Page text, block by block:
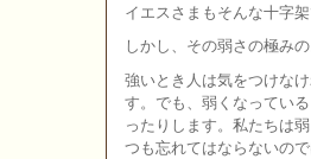
イエスさまもそんな十字
しかし、その弱さの極み
強いとき人は気をつけな
す。でも、弱くなってい
ったりします。私たちは
つも忘れてはならないの